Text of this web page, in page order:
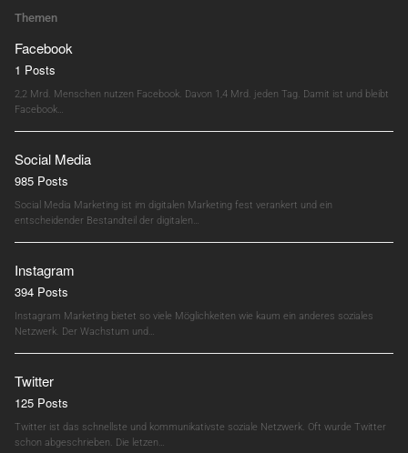
Themen
Facebook
1 Posts
2,2 Mrd. Menschen nutzen Facebook. Davon 1,4 Mrd. jeden Tag. Damit ist und bleibt
Facebook…
Social Media
985 Posts
Social Media Marketing ist im digitalen Marketing fest verankert und ein
entscheidender Bestandteil der digitalen…
Instagram
394 Posts
Instagram Marketing bietet so viele Möglichkeiten wie kaum ein anderes soziales
Netzwerk. Der Wachstum und…
Twitter
125 Posts
Twitter ist das schnellste und kommunikativste soziale Netzwerk. Oft wurde Twitter
schon abgeschrieben. Die letzen…